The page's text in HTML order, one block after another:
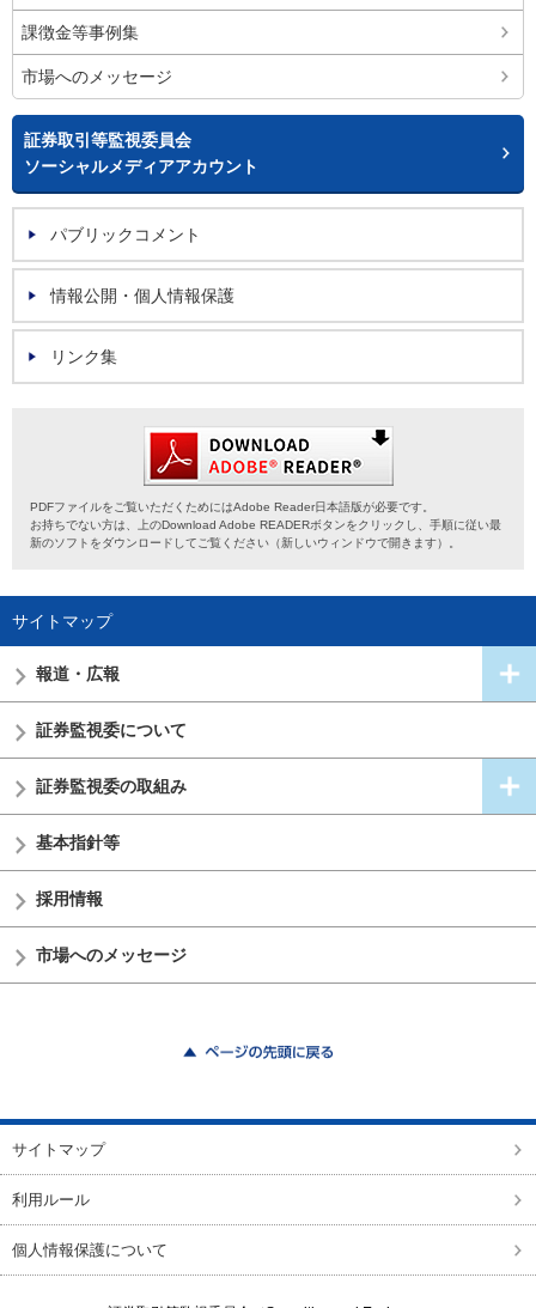
課徴金等事例集
市場へのメッセージ
証券取引等監視委員会
ソーシャルメディアアカウント
パブリックコメント
情報公開・個人情報保護
リンク集
PDFファイルをご覧いただくためにはAdobe Reader日本語版が必要です。
お持ちでない方は、上のDownload Adobe READERボタンをクリックし、手順に従い最
新のソフトをダウンロードしてご覧ください（新しいウィンドウで開きます）。
サイトマップ
報道・広報
証券監視委について
証券監視委の取組み
基本指針等
採用情報
市場へのメッセージ
サイトマップ
利用ルール
個人情報保護について